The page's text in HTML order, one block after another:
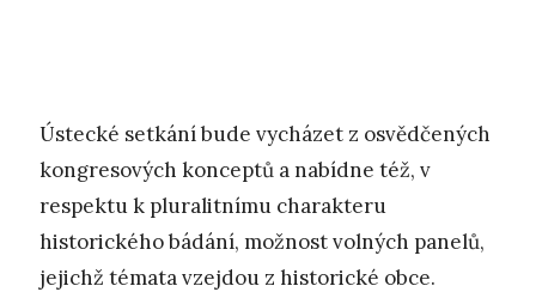
Ústecké setkání bude vycházet z osvědčených
kongresových konceptů a nabídne též, v
respektu k pluralitnímu charakteru
historického bádání, možnost volných panelů,
jejichž témata vzejdou z historické obce.